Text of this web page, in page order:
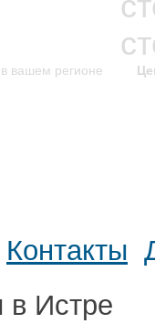
вашем регионе
Контакты
Истре